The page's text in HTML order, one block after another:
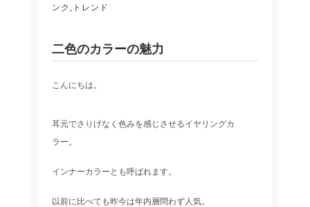
ンク,トレンド
二色のカラーの魅力
こんにちは。
耳元でさりげなく色みを感じさせるイヤリングカ
ラー。
インナーカラーとも呼ばれます。
以前に比べても昨今は年内層問わず人気。